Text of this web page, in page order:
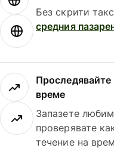
Без скрити
средния
Проследявайте
време
Запазете
проверявате
течение на